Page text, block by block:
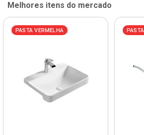
Melhores itens do mercado
PASTA VERMELHA